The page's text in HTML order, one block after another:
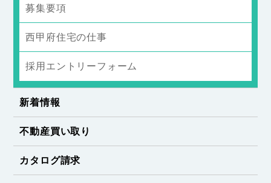
募集要項
西甲府住宅の仕事
採用エントリーフォーム
新着情報
不動産買い取り
カタログ請求